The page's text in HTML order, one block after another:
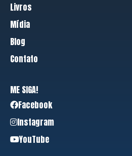
Livros
Mídia
Blog
Contato
ME SIGA!
Facebook
Instagram
YouTube